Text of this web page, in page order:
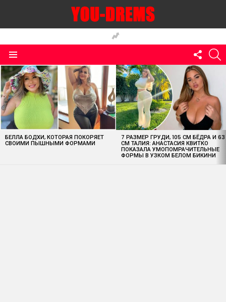
US
MOST
VIEWED
STORIES
БЕЛЛА БОДХИ, КОТОРАЯ ПОКОРЯЕТ
СВОИМИ ПЫШНЫМИ ФОРМАМИ
7 РАЗМЕР ГРУДИ, 105 СМ БЁДРА И 63
СМ ТАЛИЯ: АНАСТАСИЯ КВИТКО
ПОКАЗАЛА УМОПОМРАЧИТЕЛЬНЫЕ
ФОРМЫ В УЗКОМ БЕЛОМ БИКИНИ